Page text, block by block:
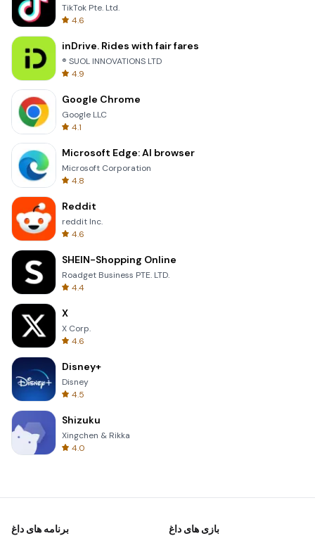
TikTok Pte. Ltd.
4.6
inDrive. Rides with fair fares
® SUOL INNOVATIONS LTD
4.9
Google Chrome
Google LLC
4.1
Microsoft Edge: AI browser
Microsoft Corporation
4.8
Reddit
reddit Inc.
4.6
SHEIN-Shopping Online
Roadget Business PTE. LTD.
4.4
X
X Corp.
4.6
Disney+
Disney
4.5
Shizuku
Xingchen & Rikka
4.0
برنامه های داغ بازی های داغ